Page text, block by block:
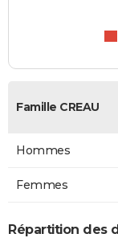
Famille CREAU
Hommes
Femmes
Répartition des